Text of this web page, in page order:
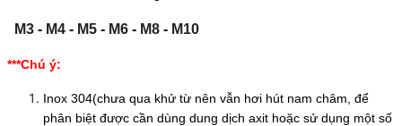
M3- M4- M5- M6- M8- M10
***Chú ý:
Inox 304(chưa qua khử từ nên vẫn hơi hút nam châm, để
phân biệt được cần dùng dung dịch axit hoặc sử dụng một số